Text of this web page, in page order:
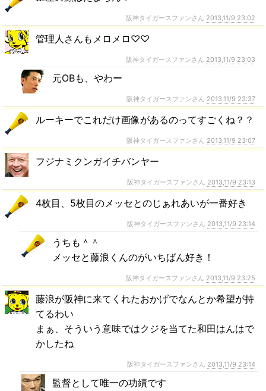
阪神タイガースファンさん 2013,11/9 23:02
管理人さんもメロメロ♡♡
阪神タイガースファンさん 2013,11/9 23:03
元OBも、やわー
阪神タイガースファンさん 2013,11/9 23:37
ルーキーでこれだけ画像があるのってすごくね？？
阪神タイガースファンさん 2013,11/9 23:07
フジナミクンガイチバンヤー
阪神タイガースファンさん 2013,11/9 23:13
4枚目、5枚目のメッセとのじぁれあいが一番好き
阪神タイガースファンさん 2013,11/9 23:14
うちも＾＾
メッセと藤浪くんのがいちばん好き！
阪神タイガースファンさん 2013,11/9 23:25
藤浪が阪神に来てくれたおかげでなんとか希望が持
てるわい
まぁ、そういう意味ではクジを当てた和田はんはで
かしたね
阪神タイガースファンさん 2013,11/9 23:14
監督として唯一の功績です